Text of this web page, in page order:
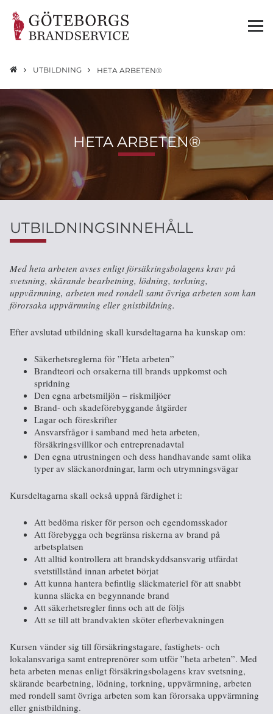
UTBILDNING HETA ARBETEN®
HETA ARBETEN®
UTBILDNINGSINNEHÅLL
Med heta arbeten avses enligt försäkringsbolagens krav på
svetsning, skärande bearbetning, lödning, torkning,
uppvärmning, arbeten med rondell samt övriga arbeten som kan
förorsaka uppvärmning eller gnistbildning.
Efter avslutad utbildning skall kursdeltagarna ha kunskap om:
Säkerhetsreglerna för ”Heta arbeten”
Brandteori och orsakerna till brands uppkomst och
spridning
Den egna arbetsmiljön – riskmiljöer
Brand- och skadeförebyggande åtgärder
Lagar och föreskrifter
Ansvarsfrågor i samband med heta arbeten,
försäkringsvillkor och entreprenadavtal
Den egna utrustningen och dess handhavande samt olika
typer av släckanordningar, larm och utrymningsvägar
Kursdeltagarna skall också uppnå färdighet i:
Att bedöma risker för person och egendomsskador
Att förebygga och begränsa riskerna av brand på
arbetsplatsen
Att alltid kontrollera att brandskyddsansvarig utfärdat
svetstillstånd innan arbetet börjat
Att kunna hantera befintlig släckmateriel för att snabbt
kunna släcka en begynnande brand
Att säkerhetsregler finns och att de följs
Att se till att brandvakten sköter efterbevakningen
Kursen vänder sig till försäkringstagare, fastighets- och
lokalansvariga samt entreprenörer som utför ”heta arbeten”. Med
heta arbeten menas enligt försäkringsbolagens krav svetsning,
skärande bearbetning, lödning, torkning, uppvärmning, arbeten
med rondell samt övriga arbeten som kan förorsaka uppvärmning
eller gnistbildning.